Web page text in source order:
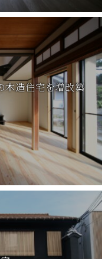
木造住宅を増改築